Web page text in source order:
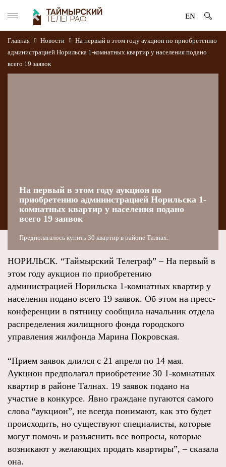
EN
Главная Новости
На первый в этом году аукцион по приобретению
администрацией Норильска 1-комнатных квартир у населения подано
всего 19 заявок
На первый в этом году аукцион по
приобретению администрацией Норильска 1-
комнатных квартир у населения подано
всего 19 заявок
Предполагалось купить 30 квартир в районе Талнах.
НОРИЛЬСК. “Таймырский Телеграф” – На первый в
этом году аукцион по приобретению
администрацией Норильска 1-комнатных квартир у
населения подано всего 19 заявок. Об этом на пресс-
конференции в пятницу сообщила начальник отдела
распределения жилищного фонда городского
управления жилфонда Марина Покровская.
“Прием заявок длился с 21 апреля по 14 мая.
Аукцион предполагал приобретение 30 1-комнатных
квартир в районе Талнах. 19 заявок подано на
участие в конкурсе. Явно граждане пугаются самого
слова “аукцион”, не всегда понимают, как это будет
происходить, но существуют специалисты, которые
могут помочь и разъяснить все вопросы, которые
возникают у желающих продать квартиры”, – сказала
она.